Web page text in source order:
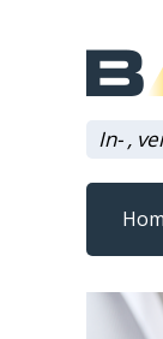
In- ,